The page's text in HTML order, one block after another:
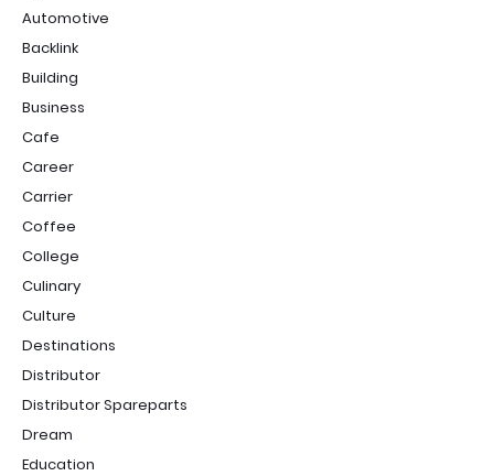
Automotive
Backlink
Building
Business
Cafe
Career
Carrier
Coffee
College
Culinary
Culture
Destinations
Distributor
Distributor Spareparts
Dream
Education